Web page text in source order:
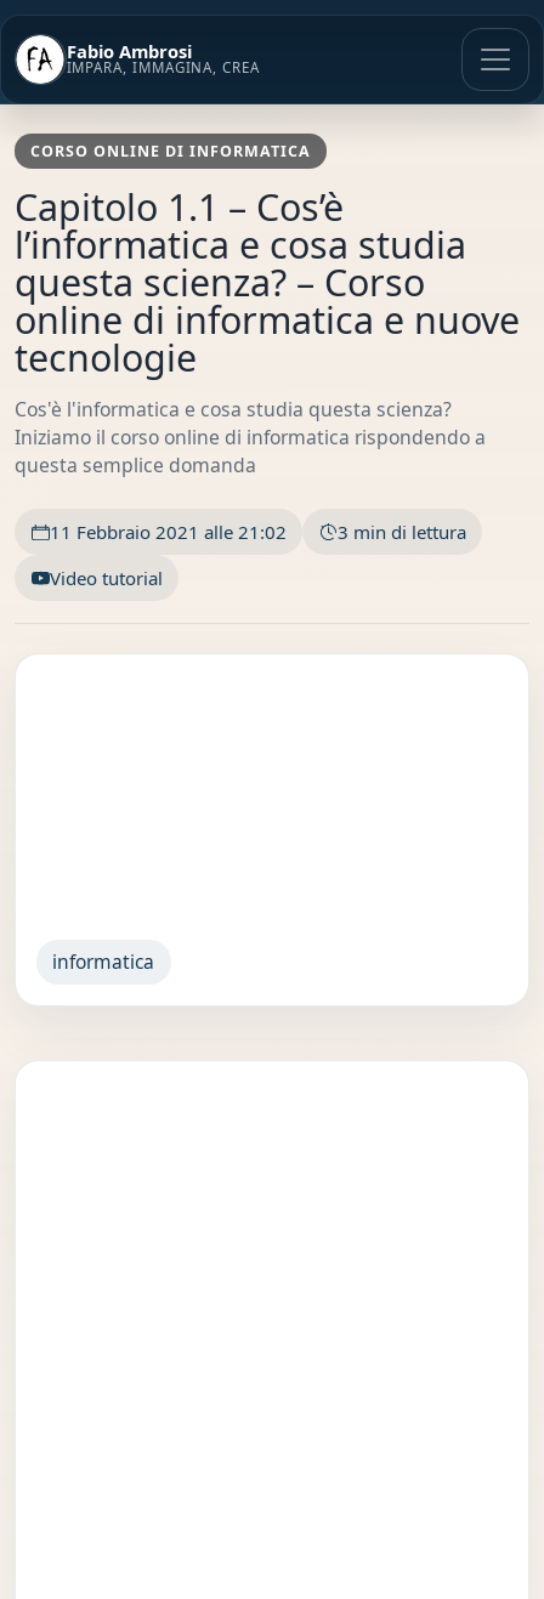
Vai
contenuto
Fabio Ambrosi
IMPARA, IMMAGINA, CREA
CORSO ONLINE DI INFORMATICA
Capitolo 1.1 – Cos’è
l’informatica e cosa studia
questa scienza? – Corso
online di informatica e nuove
tecnologie
Cos'è l'informatica e cosa studia questa scienza?
Iniziamo il corso online di informatica rispondendo a
questa semplice domanda
11 Febbraio 2021 alle 21:02
3 min di lettura
Video tutorial
informatica